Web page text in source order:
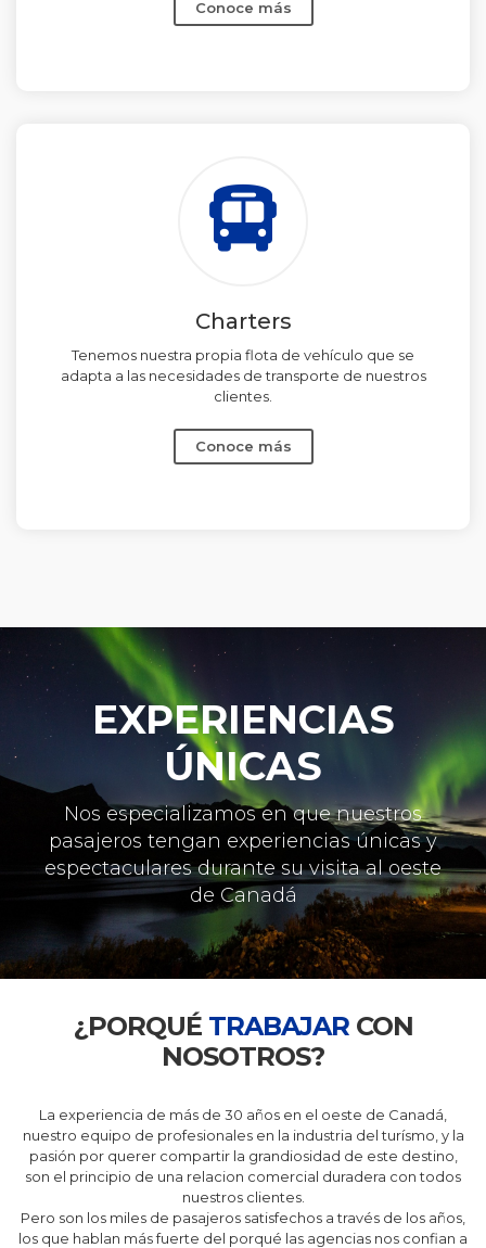
Conoce más
Charters
Tenemos nuestra propia flota de vehículo que se
adapta a las necesidades de transporte de nuestros
clientes.
Conoce más
EXPERIENCIAS
ÚNICAS
Nos especializamos en que nuestros
pasajeros tengan experiencias únicas y
espectaculares durante su visita al oeste
de Canadá
¿PORQUÉ TRABAJARCON
NOSOTROS?
La experiencia de más de 30 años en el oeste de Canadá,
nuestro equipo de profesionales en la industria del turísmo, y la
pasión por querer compartir la grandiosidad de este destino,
son el principio de una relacion comercial duradera con todos
nuestros clientes.
Pero son los miles de pasajeros satisfechos a través de los años,
los que hablan más fuerte del porqué las agencias nos confian a